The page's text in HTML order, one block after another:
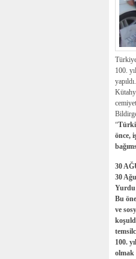
100.
yapıldı.
“
önce,
30
30
Yurdu
Bu
ve
100.
olmak